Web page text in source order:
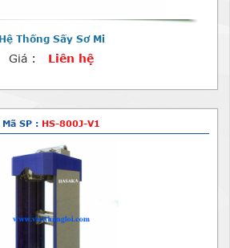
Hệ Thống Sấy Sơ Mi
Giá : Liên hệ
Mã SP : HS-800J-V1